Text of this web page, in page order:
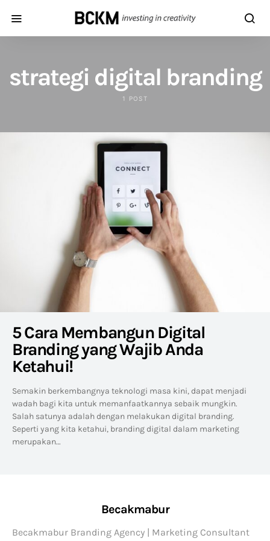
strategi digital branding
1 POST
5 Cara Membangun Digital
Branding yang Wajib Anda
Ketahui!
Semakin berkembangnya teknologi masa kini, dapat menjadi
wadah bagi kita untuk memanfaatkannya sebaik mungkin.
Salah satunya adalah dengan melakukan digital branding.
Seperti yang kita ketahui, branding digital dalam marketing
merupakan…
Becakmabur
Becakmabur Branding Agency | Marketing Consultant